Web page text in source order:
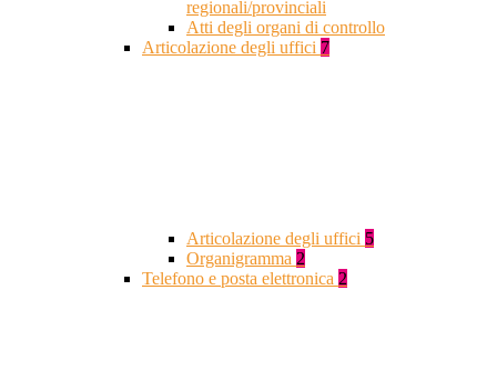
regionali/provinciali
Atti degli organi di controllo
Articolazione degli uffici 7
Articolazione degli uffici 5
Organigramma 2
Telefono e posta elettronica 2